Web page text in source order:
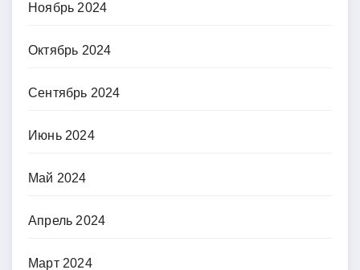
Ноябрь 2024
Октябрь 2024
Сентябрь 2024
Июнь 2024
Май 2024
Апрель 2024
Март 2024